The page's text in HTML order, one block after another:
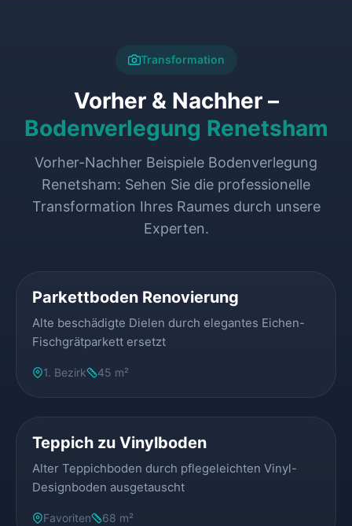
Transformation
Vorher & Nachher –
Bodenverlegung Renetsham
Vorher-Nachher Beispiele Bodenverlegung
Renetsham: Sehen Sie die professionelle
Transformation Ihres Raumes durch unsere
Experten.
Parkettboden Renovierung
Alte beschädigte Dielen durch elegantes Eichen-
Fischgrätparkett ersetzt
1. Bezirk 45 m²
Teppich zu Vinylboden
Alter Teppichboden durch pflegeleichten Vinyl-
Designboden ausgetauscht
Favoriten 68 m²